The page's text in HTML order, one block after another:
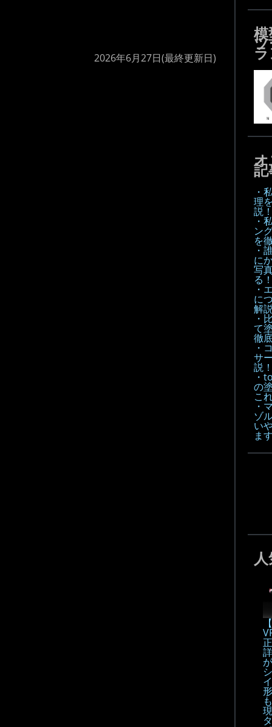
2026年6月27日(最終更新日)
・
理
説
・
ン
を
・
に
写
る
・
に
解
・
て
徹
・
サ
説
・
の
こ
・
ゾ
い
ま